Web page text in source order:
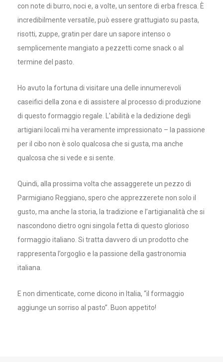
con note di burro, noci e, a volte, un sentore di erba fresca. È
incredibilmente versatile, può essere grattugiato su pasta,
risotti, zuppe, gratin per dare un sapore intenso o
semplicemente mangiato a pezzetti come snack o al
termine del pasto.
Ho avuto la fortuna di visitare una delle innumerevoli
caseifici della zona e di assistere al processo di produzione
di questo formaggio regale. L’abilità e la dedizione degli
artigiani locali mi ha veramente impressionato – la passione
per il cibo non è solo qualcosa che si gusta, ma anche
qualcosa che si vede e si sente.
Quindi, alla prossima volta che assaggerete un pezzo di
Parmigiano Reggiano, spero che apprezzerete non solo il
gusto, ma anche la storia, la tradizione e l’artigianalità che si
nascondono dietro ogni singola fetta di questo glorioso
formaggio italiano. Si tratta davvero di un prodotto che
rappresenta l’orgoglio e la passione della gastronomia
italiana.
E non dimenticate, come dicono in Italia, “il formaggio
aggiunge un sorriso al pasto”. Buon appetito!